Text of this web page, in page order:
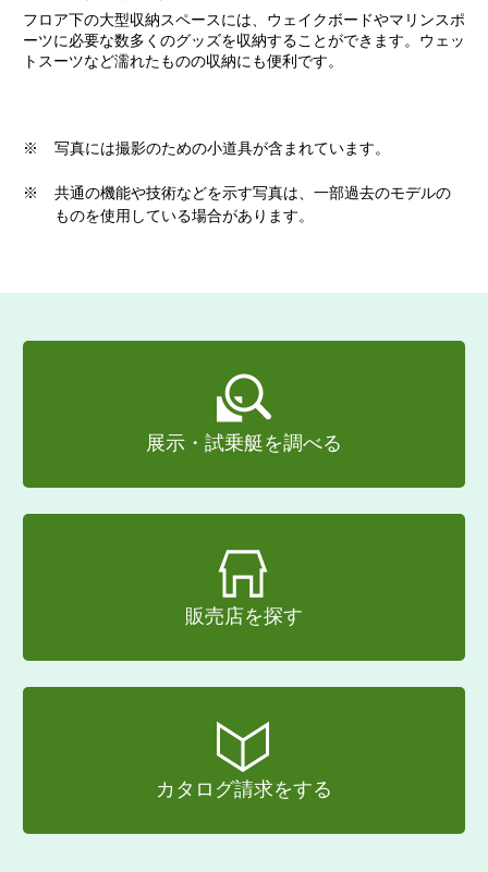
フロア下の大型収納スペースには、ウェイクボードやマリンスポ
ーツに必要な数多くのグッズを収納することができます。ウェッ
トスーツなど濡れたものの収納にも便利です。
※ 写真には撮影のための小道具が含まれています。
※
共通の機能や技術などを示す写真は、一部過去のモデルの
ものを使用している場合があります。
展示・試乗艇を調べる
販売店を探す
カタログ請求をする